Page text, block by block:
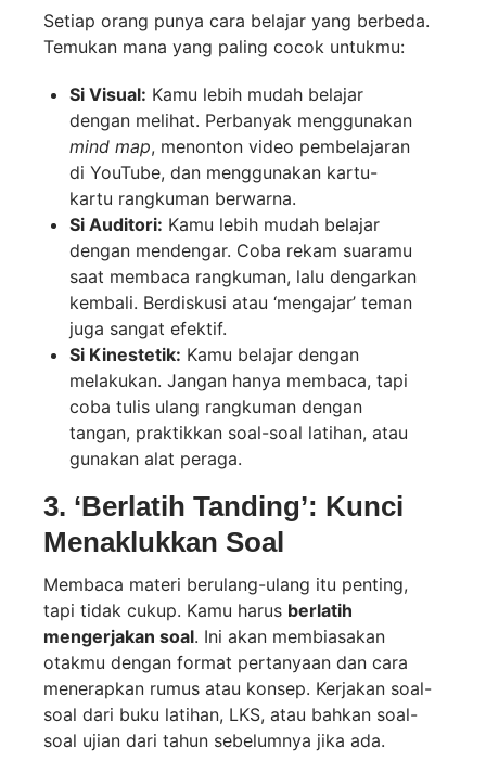
Setiap orang punya cara belajar yang berbeda.
Temukan mana yang paling cocok untukmu:
Si Visual: Kamu lebih mudah belajar
dengan melihat. Perbanyak menggunakan
mind map, menonton video pembelajaran
di YouTube, dan menggunakan kartu-
kartu rangkuman berwarna.
Si Auditori: Kamu lebih mudah belajar
dengan mendengar. Coba rekam suaramu
saat membaca rangkuman, lalu dengarkan
kembali. Berdiskusi atau ‘mengajar’ teman
juga sangat efektif.
Si Kinestetik: Kamu belajar dengan
melakukan. Jangan hanya membaca, tapi
coba tulis ulang rangkuman dengan
tangan, praktikkan soal-soal latihan, atau
gunakan alat peraga.
3. ‘Berlatih Tanding’: Kunci
Menaklukkan Soal
Membaca materi berulang-ulang itu penting,
tapi tidak cukup. Kamu harus berlatih
mengerjakan soal. Ini akan membiasakan
otakmu dengan format pertanyaan dan cara
menerapkan rumus atau konsep. Kerjakan soal-
soal dari buku latihan, LKS, atau bahkan soal-
soal ujian dari tahun sebelumnya jika ada.